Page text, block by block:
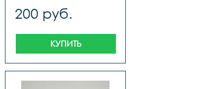
200 руб.
КУПИТЬ